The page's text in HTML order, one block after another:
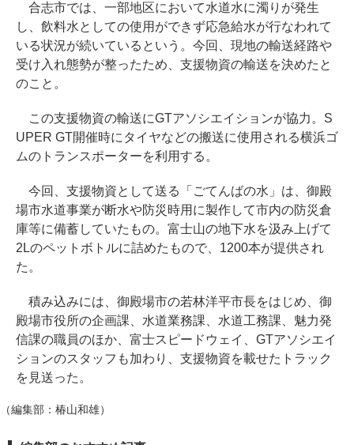
合志市では、一部地区において水道水に濁りが発生
し、飲料水としての使用ができず応急給水が行なわれて
いる状況が続いているという。今回、現地の輸送経路や
受け入れ態勢が整ったため、支援物資の輸送を決めたと
のこと。
この支援物資の輸送にGTアソシエイションが協力。S
UPER GT開催時にタイヤなどの搬送に使用される横浜ゴ
ムのトランスポーターを利用する。
今回、支援物資として送る「ごてんばの水」は、御殿
場市水道事業が断水や防災時用に製作して市内の防災倉
庫等に備蓄していたもの。富士山の地下水を汲み上げて
2Lのペットボトルに詰めたもので、1200本が提供され
た。
積み込みには、御殿場市の若林洋平市長をはじめ、御
殿場市役所の企画課、水道業務課、水道工務課、魅力発
信課の職員のほか、富士スピードウェイ、GTアソシエイ
ションのスタッフも加わり、支援物資を載せたトラック
を見送った。
（編集部：椿山和雄）